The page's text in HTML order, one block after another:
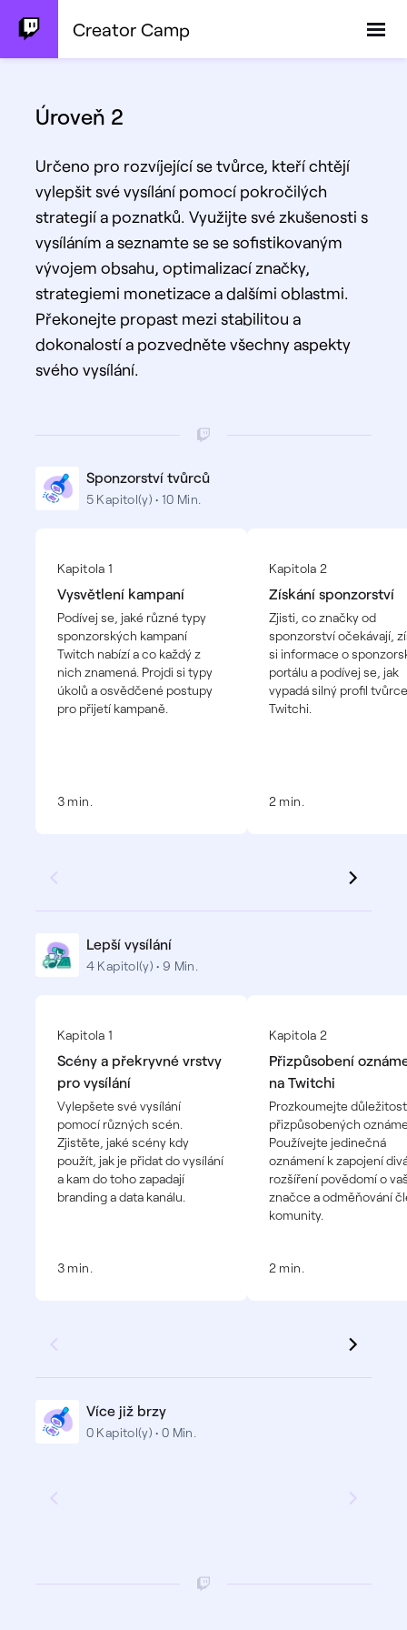
Creator Camp
Úroveň 2
Určeno pro rozvíjející se tvůrce, kteří chtějí
vylepšit své vysílání pomocí pokročilých
strategií a poznatků. Využijte své zkušenosti s
vysíláním a seznamte se se sofistikovaným
vývojem obsahu, optimalizací značky,
strategiemi monetizace a dalšími oblastmi.
Překonejte propast mezi stabilitou a
dokonalostí a pozvedněte všechny aspekty
svého vysílání.
Sponzorství tvůrců
5 Kapitol(y) • 10 Min.
Vysvětlení kampaní
Kapitola 1
Podívej se, jaké různé typy
sponzorských kampaní
Twitch nabízí a co každý z
nich znamená. Projdi si typy
úkolů a osvědčené postupy
pro přijetí kampaně.
3 min.
Získání sponzorství
Kapitola 2
Zjisti, co značky od
sponzorství očekávají,
si informace o
portálu a podívej se, jak
vypadá silný profil
Twitchi.
2 min.
Lepší vysílání
4 Kapitol(y) • 9 Min.
Scény a překryvné vrstvy
pro vysílání
Kapitola 1
Vylepšete své vysílání
pomocí různých scén.
Zjistěte, jaké scény kdy
použít, jak je přidat do vysílání
a kam do toho zapadají
branding a data kanálu.
3 min.
Přizpůsobení
na Twitchi
Kapitola 2
Prozkoumejte důležitost
přizpůsobených
Používejte jedinečná
oznámení k zapojení
rozšíření povědomí o
značce a odměňování
komunity.
2 min.
Více již brzy
0 Kapitol(y) • 0 Min.